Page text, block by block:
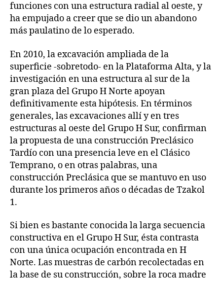
funciones con una estructura radial al oeste, y
ha empujado a creer que se dio un abandono
más paulatino de lo esperado.
En 2010, la excavación ampliada de la
superficie -sobretodo- en la Plataforma Alta, y la
investigación en una estructura al sur de la
gran plaza del Grupo H Norte apoyan
definitivamente esta hipótesis. En términos
generales, las excavaciones allí y en tres
estructuras al oeste del Grupo H Sur, confirman
la propuesta de una construcción Preclásico
Tardío con una presencia leve en el Clásico
Temprano, o en otras palabras, una
construcción Preclásica que se mantuvo en uso
durante los primeros años o décadas de Tzakol
1.
Si bien es bastante conocida la larga secuencia
constructiva en el Grupo H Sur, ésta contrasta
con una única ocupación encontrada en H
Norte. Las muestras de carbón recolectadas en
la base de su construcción, sobre la roca madre